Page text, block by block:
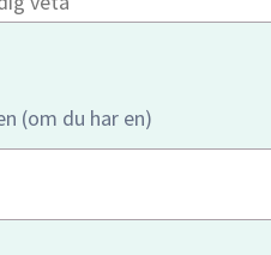
(om du har en)